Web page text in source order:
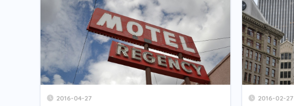
2016-04-27 2016-02-27